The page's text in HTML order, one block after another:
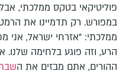
פוליטיקאי בטקס ממלכתי,
במפורש. רק תדמיינו את
ממלכתי: "אזרחי ישראל, אני
הרע, וזה פוגע בלחימה
ההורים, אתם מבזים את ה